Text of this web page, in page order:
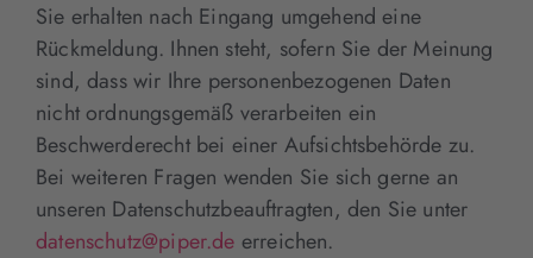
Sie erhalten nach Eingang umgehend eine
Rückmeldung. Ihnen steht, sofern Sie der Meinung
sind, dass wir Ihre personenbezogenen Daten
nicht ordnungsgemäß verarbeiten ein
Beschwerderecht bei einer Aufsichtsbehörde zu.
Bei weiteren Fragen wenden Sie sich gerne an
unseren Datenschutzbeauftragten, den Sie unter
datenschutz@piper.de erreichen.